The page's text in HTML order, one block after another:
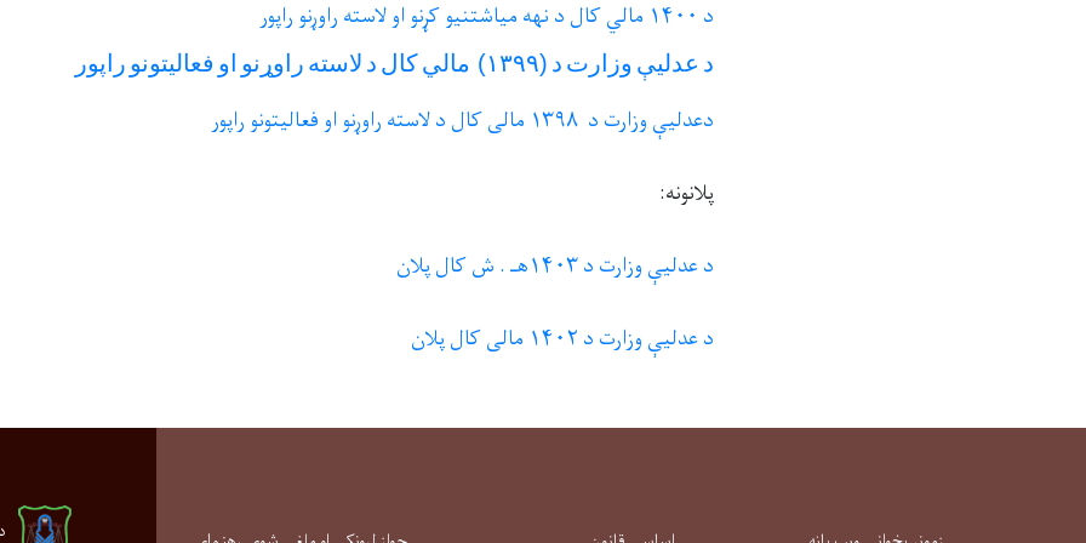
د ۱۴۰۰ مالي کال د نهه میاشتنیو کړنو او لاسته راوړنو راپور
د عدلیې وزارت د (۱۳۹۹( ماليکال د لاسته راوړنو او فعالیتونو راپور
دعدلیې وزارت د ۱۳۹۸ مالی کال د لاسته راوړنو او فعالیتونو راپور
پلانونه:
د عدلیې وزارت د ۱۴۰۳هـ . ش کال پلان
د عدلیې وزارت د ۱۴۰۲ مالی کال پلان